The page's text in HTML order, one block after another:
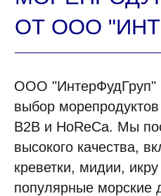
ООО "ИнтерФудГруп"
выбор
B2B и HoReCa. Мы
высокого качества,
креветки, мидии,
популярные морские
КАЖДЫЙ ДЕНЬ МЫ
РАБОТАЕМ ДЛЯ
ПОМОГ|